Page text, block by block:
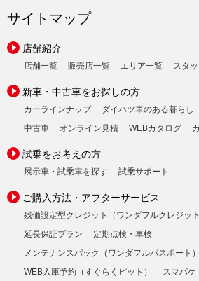
サイトマップ
店舗紹介
店舗一覧 販売店一覧 エリア一覧 スタ
新車・中古車をお探しの方
カーラインナップ ダイハツ車のある暮らし
中古車
オンライン見積 WEBカタログ
試乗をお考えの方
展示車・試乗車を探す 試乗サポート
ご購入方法・アフターサービス
残価設定型クレジット（ワンダフルクレジット
延長保証プラン
定期点検・車検
メンテナンスパック（ワンダフルパスポート）
WEB入庫予約（すぐらくピット）
スマパケ